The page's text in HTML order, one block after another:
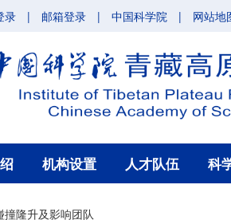
录 | 邮箱登录 | 中国科学院 | 网站地
机构设置 人才队伍 科
撞隆升及影响团队